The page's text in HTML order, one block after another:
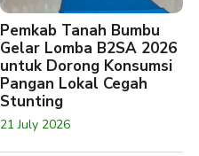
Pemkab Tanah Bumbu
Gelar Lomba B2SA 2026
untuk Dorong Konsumsi
Pangan Lokal Cegah
Stunting
21 July 2026